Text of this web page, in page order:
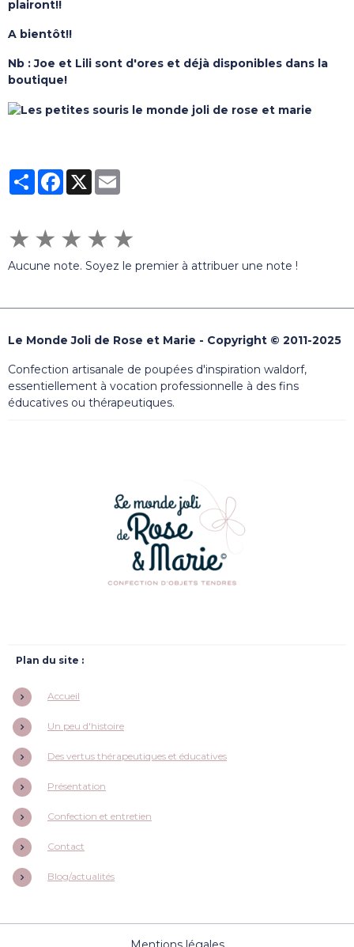
plairont!!
A bientôt!!
Nb : Joe et Lili sont d'ores et déjà disponibles dans la
boutique!
PartagerFacebook
X
★ ★ ★ ★ ★
Aucune note. Soyez le premier à attribuer une note !
Le Monde Joli de Rose et Marie - Copyright © 2011-2025
Confection artisanale de poupées d'inspiration waldorf,
essentiellement à vocation professionnelle à des fins
éducatives ou thérapeutiques.
Plan du site :
Accueil
Un peu d'histoire
Des vertus thérapeutiques et éducatives
Présentation
Confection et entretien
Contact
Blog/actualités